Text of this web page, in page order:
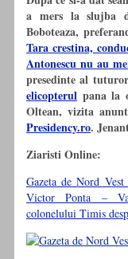
a mers la slujba
Boboteaza,
Tara crestina,
Antonescu nu au
presedinte al
elicopterul pana la
Oltean, vizita
Presidency.ro.
Ziaristi Online:
Gazeta de Nord
Victor Ponta –
colonelului Timis